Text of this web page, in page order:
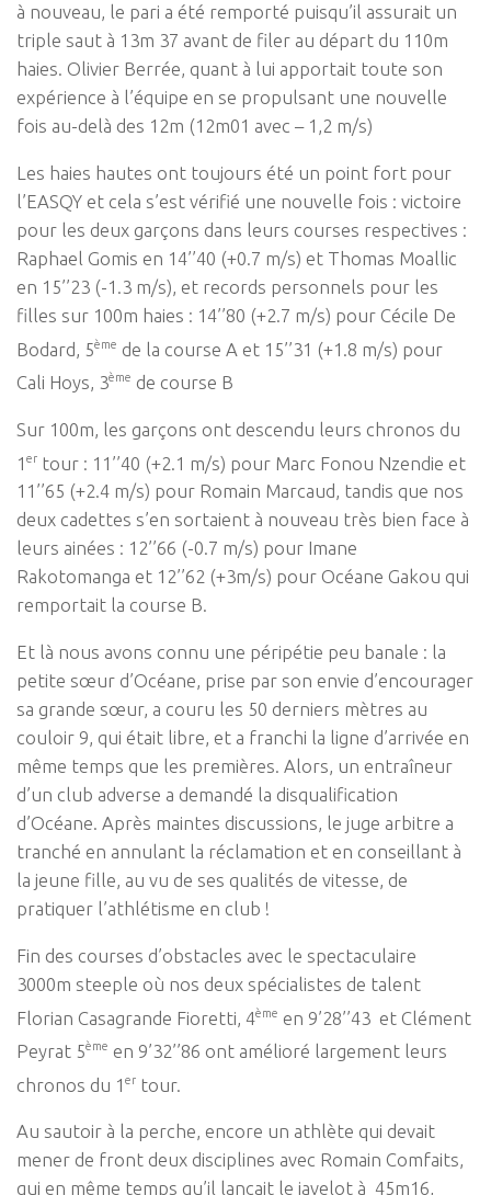
à nouveau, le pari a été remporté puisqu’il assurait un
triple saut à 13m 37 avant de filer au départ du 110m
haies. Olivier Berrée, quant à lui apportait toute son
expérience à l’équipe en se propulsant une nouvelle
fois au-delà des 12m (12m01 avec – 1,2 m/s)
Les haies hautes ont toujours été un point fort pour
l’EASQY et cela s’est vérifié une nouvelle fois : victoire
pour les deux garçons dans leurs courses respectives :
Raphael Gomis en 14’’40 (+0.7 m/s) et Thomas Moallic
en 15’’23 (-1.3 m/s), et records personnels pour les
filles sur 100m haies : 14’’80 (+2.7 m/s) pour Cécile De
Bodard, 5ème de la course A et 15’’31 (+1.8 m/s) pour
Cali Hoys, 3ème de course B
Sur 100m, les garçons ont descendu leurs chronos du
1 er tour : 11’’40 (+2.1 m/s) pour Marc Fonou Nzendie et
11’’65 (+2.4 m/s) pour Romain Marcaud, tandis que nos
deux cadettes s’en sortaient à nouveau très bien face à
leurs ainées : 12’’66 (-0.7 m/s) pour Imane
Rakotomanga et 12’’62 (+3m/s) pour Océane Gakou qui
remportait la course B.
Et là nous avons connu une péripétie peu banale : la
petite sœur d’Océane, prise par son envie d’encourager
sa grande sœur, a couru les 50 derniers mètres au
couloir 9, qui était libre, et a franchi la ligne d’arrivée en
même temps que les premières. Alors, un entraîneur
d’un club adverse a demandé la disqualification
d’Océane. Après maintes discussions, le juge arbitre a
tranché en annulant la réclamation et en conseillant à
la jeune fille, au vu de ses qualités de vitesse, de
pratiquer l’athlétisme en club !
Fin des courses d’obstacles avec le spectaculaire
3000m steeple où nos deux spécialistes de talent
Florian Casagrande Fioretti, 4ème en 9’28’’43 et Clément
Peyrat 5ème en 9’32’’86 ont amélioré largement leurs
chronos du 1 er tour.
Au sautoir à la perche, encore un athlète qui devait
mener de front deux disciplines avec Romain Comfaits,
qui en même temps qu’il lançait le javelot à 45m16,